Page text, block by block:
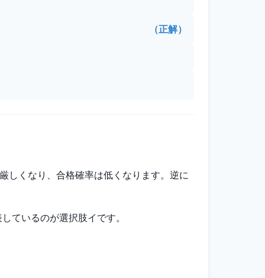
（正解）
しくなり、合格確率は低くなります。逆に
ているのが選択肢イです。